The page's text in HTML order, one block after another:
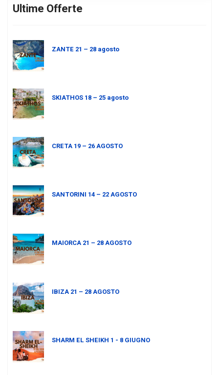
Ultime Offerte
ZANTE 21 – 28 agosto
SKIATHOS 18 – 25 agosto
CRETA 19 – 26 AGOSTO
SANTORINI 14 – 22 AGOSTO
MAIORCA 21 – 28 AGOSTO
IBIZA 21 – 28 AGOSTO
SHARM EL SHEIKH 1 - 8 GIUGNO